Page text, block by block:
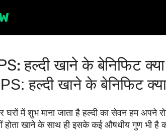
हल्दी खाने के बेनिफिट
हल्दी खाने के बेनिफिट
घरों में शुभ माना जाता है हल्दी का सेवन हम अपने
होता खाने के साथ ही इसके कई औषधीय गुण भी है